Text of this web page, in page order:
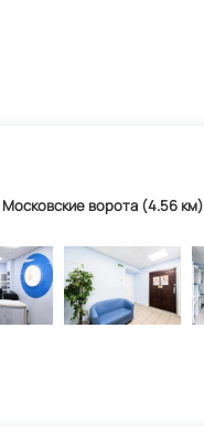
Московские ворота (4.56 км)